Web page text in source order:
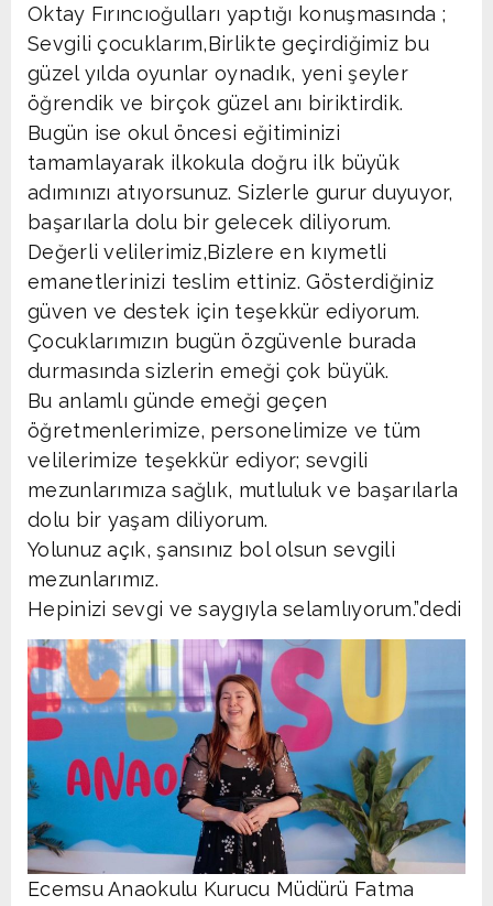
Oktay Fırıncıoğulları yaptığı konuşmasında ;
Sevgili çocuklarım,Birlikte geçirdiğimiz bu
güzel yılda oyunlar oynadık, yeni şeyler
öğrendik ve birçok güzel anı biriktirdik.
Bugün ise okul öncesi eğitiminizi
tamamlayarak ilkokula doğru ilk büyük
adımınızı atıyorsunuz. Sizlerle gurur duyuyor,
başarılarla dolu bir gelecek diliyorum.
Değerli velilerimiz,Bizlere en kıymetli
emanetlerinizi teslim ettiniz. Gösterdiğiniz
güven ve destek için teşekkür ediyorum.
Çocuklarımızın bugün özgüvenle burada
durmasında sizlerin emeği çok büyük.
Bu anlamlı günde emeği geçen
öğretmenlerimize, personelimize ve tüm
velilerimize teşekkür ediyor; sevgili
mezunlarımıza sağlık, mutluluk ve başarılarla
dolu bir yaşam diliyorum.
Yolunuz açık, şansınız bol olsun sevgili
mezunlarımız.
Hepinizi sevgi ve saygıyla selamlıyorum.”dedi
Ecemsu Anaokulu Kurucu Müdürü Fatma